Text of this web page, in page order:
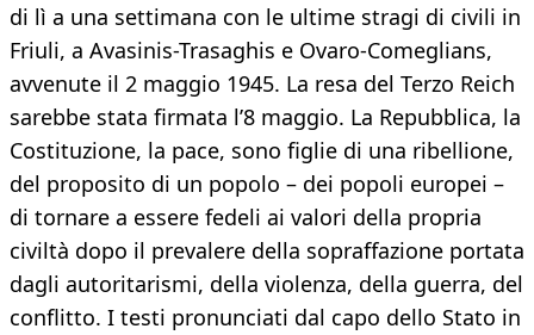
di lì a una settimana con le ultime stragi di civili in
Friuli, a Avasinis-Trasaghis e Ovaro-Comeglians,
avvenute il 2 maggio 1945. La resa del Terzo Reich
sarebbe stata firmata l’8 maggio. La Repubblica, la
Costituzione, la pace, sono figlie di una ribellione,
del proposito di un popolo – dei popoli europei –
di tornare a essere fedeli ai valori della propria
civiltà dopo il prevalere della sopraffazione portata
dagli autoritarismi, della violenza, della guerra, del
conflitto. I testi pronunciati dal capo dello Stato in